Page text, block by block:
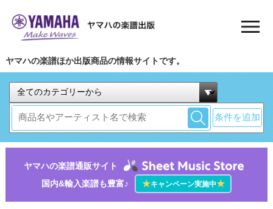
ヤマハの楽譜ほか出版商品の情報サイトです。
条件を追加
ヤマハの楽譜通販サイト
国内&輸入楽譜も豊富♪
★キャンペーン実施中★